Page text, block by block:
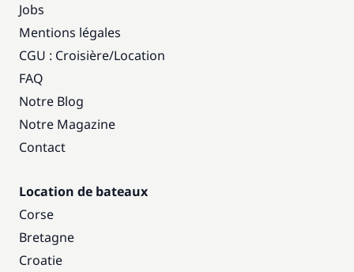
Jobs
Mentions légales
CGU : Croisière/Location
FAQ
Notre Blog
Notre Magazine
Contact
Location de bateaux
Corse
Bretagne
Croatie